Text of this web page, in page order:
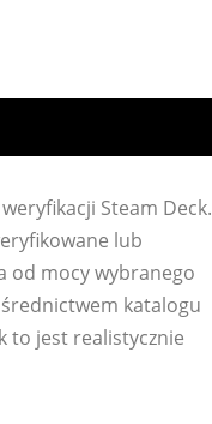
Steam Deck.
lub
od mocy wybranego
katalogu
to jest realistycznie